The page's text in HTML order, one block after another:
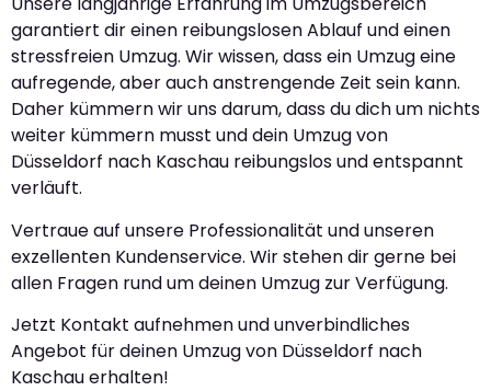
garantiert dir einen reibungslosen Ablauf und einen
stressfreien Umzug. Wir wissen, dass ein Umzug eine
aufregende, aber auch anstrengende Zeit sein kann.
Daher kümmern wir uns darum, dass du dich um nichts
weiter kümmern musst und dein Umzug von
Düsseldorf nach Kaschau reibungslos und entspannt
verläuft.
Vertraue auf unsere Professionalität und unseren
exzellenten Kundenservice. Wir stehen dir gerne bei
allen Fragen rund um deinen Umzug zur Verfügung.
Jetzt Kontakt aufnehmen und unverbindliches
Angebot für deinen Umzug von Düsseldorf nach
Kaschau erhalten!